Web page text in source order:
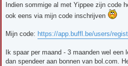
c
h
t
Indien sommige al met Yippee zijn code
ook eens via mijn code inschrijven
Mijn code: https://app.buffl.be/users/
Ik spaar per maand - 3 maanden wel
dan spendeer aan bonnen van bol.com.